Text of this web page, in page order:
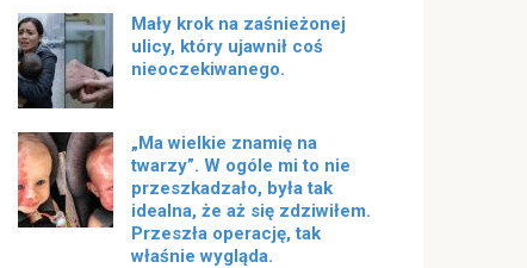
Mały krok na zaśnieżonej
ulicy, który ujawnił coś
nieoczekiwanego.
„Ma wielkie znamię na
twarzy”. W ogóle mi to nie
przeszkadzało, była tak
idealna, że ​​aż się zdziwiłem.
Przeszła operację, tak
właśnie wygląda.